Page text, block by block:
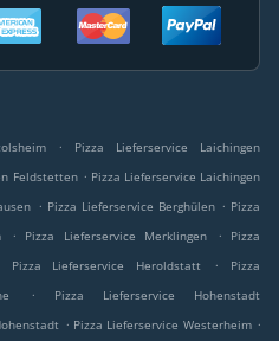
.
Pizza Lieferservice Laichingen
Feldstetten . Pizza Lieferservice Laichingen
. Pizza Lieferservice Berghülen . Pizza
. Pizza Lieferservice Merklingen .
Pizza
Pizza Lieferservice Heroldstatt .
Pizza
.
Pizza Lieferservice Hohenstadt
. Pizza Lieferservice Westerheim .